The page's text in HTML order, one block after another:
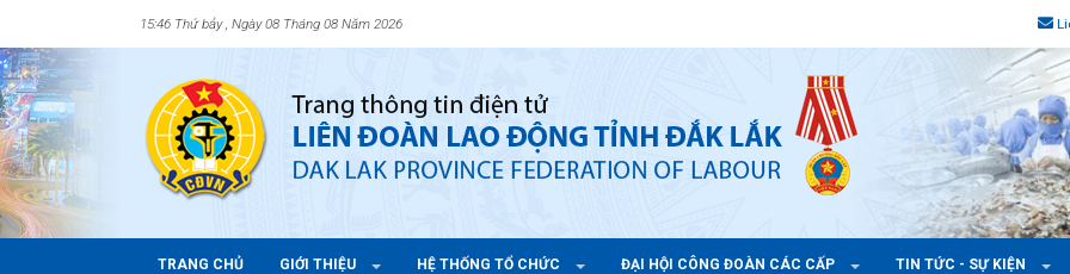
15:46 Thứ bảy , Ngày 08 Tháng 08 Năm 2026
TRANG CHỦ GIỚI THIỆU HỆ THỐNG TỔ CHỨC ĐẠI HỘI CÔNG ĐOÀN CÁC CẤP TIN TỨC - SỰ KIỆN